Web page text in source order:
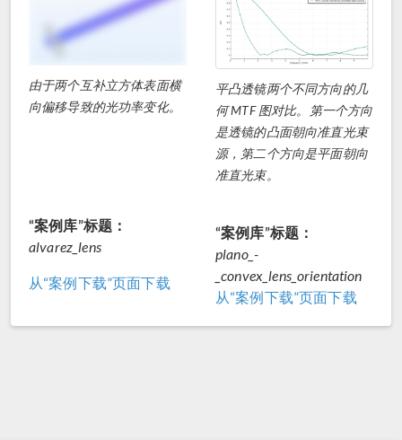
由于两个互补立方体表面横
向偏移导致的光功率变化。
“案例库”标题：
alvarez_lens
从“案例下载”页面下载
平凸透镜两个不同方向的几
何 MTF 图对比。第一个方向
是透镜的凸面朝向准直光束
源，第二个方向是平面朝向
准直光束。
“案例库”标题：
plano_-
_convex_lens_orientation
从“案例下载”页面下载